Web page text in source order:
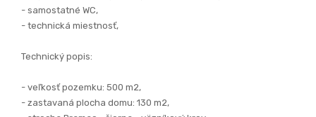
- murivo: tehla 30 cm
- zateplenie obvodových múrov: 15cm polystyrén, vonkajšia
- plastové okná - 6 komorové izolačné troj-sklo s vonkajšou
- vykurovanie podlahové vodovodné s tepelným čerpadlom
- sadrokartóny, omietky, potery,
- príprava na alarm a kamerový systém,